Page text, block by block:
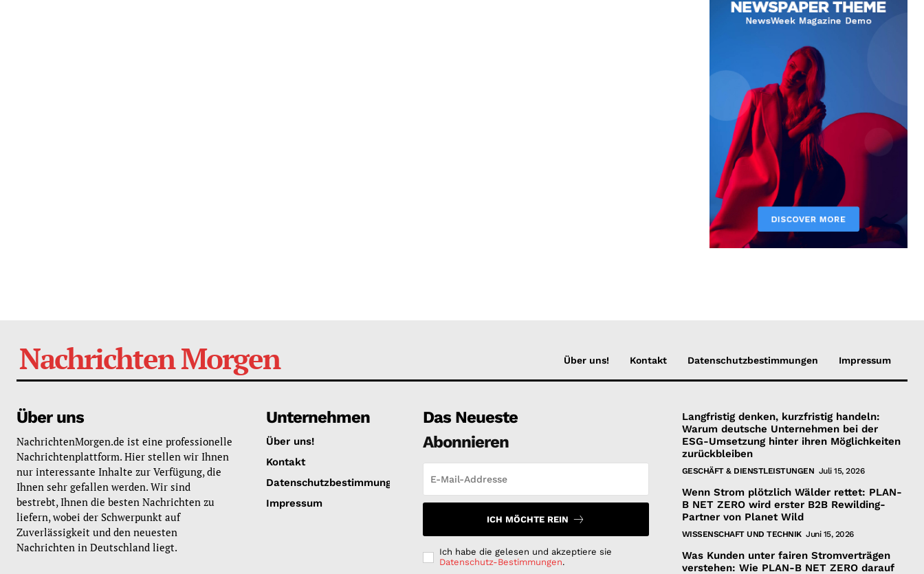
Nachrichten Morgen Über uns! Kontakt Datenschutzbestimmungen Impressum
Über uns
NachrichtenMorgen.de ist eine professionelle
Nachrichtenplattform. Hier stellen wir Ihnen
nur interessante Inhalte zur Verfügung, die
Ihnen sehr gefallen werden. Wir sind
bestrebt, Ihnen die besten Nachrichten zu
liefern, wobei der Schwerpunkt auf
Zuverlässigkeit und den neuesten
Nachrichten in Deutschland liegt.
Unternehmen
Über uns!
Kontakt
Datenschutzbestimmungen
Impressum
Das Neueste
Abonnieren
ICH MÖCHTE REIN
Ich habe die gelesen und akzeptiere sie
Datenschutz-Bestimmungen.
Langfristig denken, kurzfristig handeln:
Warum deutsche Unternehmen bei der
ESG-Umsetzung hinter ihren Möglichkeiten
zurückbleiben
GESCHÄFT & DIENSTLEISTUNGEN Juli 15, 2026
Wenn Strom plötzlich Wälder rettet: PLAN-
B NET ZERO wird erster B2B Rewilding-
Partner von Planet Wild
WISSENSCHAFT UND TECHNIK Juni 15, 2026
Was Kunden unter fairen Stromverträgen
verstehen: Wie PLAN-B NET ZERO darauf